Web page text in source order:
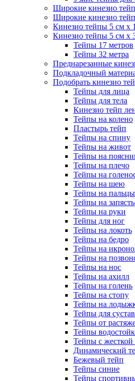
Широкие кинезио
Широкие кинезио
Кинезио тейпы 5 см x
Кинезио тейпы 5 см х
Тейпы 17 метров
Тейпы 32 метра
Преднарезанные
Подкладочный
Подобрать кинезио
Тейпы для лица
Тейпы для тела
Кинезио тейп
Тейпы на колено
Пластырь тейп
Тейпы на спину
Тейпы на живот
Тейпы на
Тейпы на плечо
Тейпы на
Тейпы на шею
Тейпы на пальцы
Тейпы на
Тейпы на руки
Тейпы для ног
Тейпы на локоть
Тейпы на бедро
Тейпы на
Тейпы на
Тейпы на нос
Тейпы на ахилл
Тейпы на голень
Тейпы на стопу
Тейпы на
Тейпы для
Тейпы от
Тейпы
Тейпы с жесткой
Динамический
Бежевый тейп
Тейпы синие
Тейпы